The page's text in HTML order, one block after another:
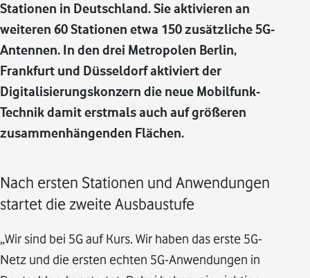
Stationen in Deutschland. Sie aktivieren an
weiteren 60 Stationen etwa 150 zusätzliche 5G-
Antennen. In den drei Metropolen Berlin,
Frankfurt und Düsseldorf aktiviert der
Digitalisierungskonzern die neue Mobilfunk-
Technik damit erstmals auch auf größeren
zusammenhängenden Flächen.
Nach ersten Stationen und Anwendungen
startet die zweite Ausbaustufe
„Wir sind bei 5G auf Kurs. Wir haben das erste 5G-
Netz und die ersten echten 5G-Anwendungen in